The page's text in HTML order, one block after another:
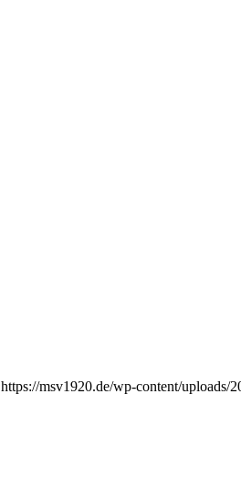
https://msv1920.de/wp-content/uploads/